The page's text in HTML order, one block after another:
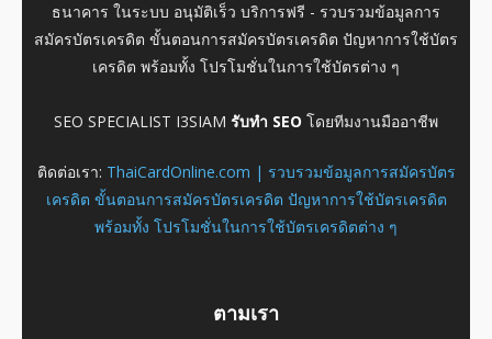
ธนาคาร ในระบบ อนุมัติเร็ว บริการฟรี - รวบรวมข้อมูลการ
สมัครบัตรเครดิต ขั้นตอนการสมัครบัตรเครดิต ปัญหาการใช้บัตร
เครดิต พร้อมทั้ง โปรโมชั่นในการใช้บัตรต่าง ๆ
SEO SPECIALIST I3SIAM รับทำ SEO โดยทีมงานมืออาชีพ
ติดต่อเรา: ThaiCardOnline.com | รวบรวมข้อมูลการสมัครบัตร
เครดิต ขั้นตอนการสมัครบัตรเครดิต ปัญหาการใช้บัตรเครดิต
พร้อมทั้ง โปรโมชั่นในการใช้บัตรเครดิตต่าง ๆ
ตามเรา